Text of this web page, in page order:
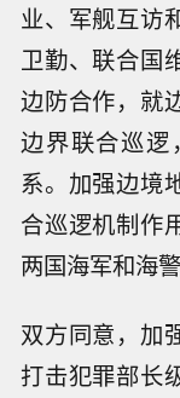
业、军舰互访
卫勤、联合国
边防合作，就
边界联合巡逻
系。加强边境
合巡逻机制作
两国海军和海
双方同意，加
打击犯罪部长